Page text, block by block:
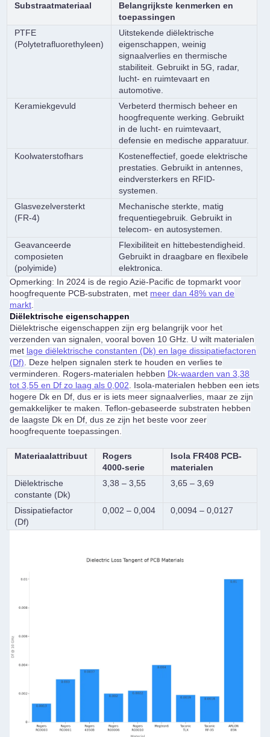
Substraatmateriaal
Belangrijkste kenmerken en
toepassingen
PTFE
(Polytetrafluorethyleen)
Uitstekende diëlektrische
eigenschappen, weinig
signaalverlies en thermische
stabiliteit. Gebruikt in 5G, radar,
lucht- en ruimtevaart en
automotive.
Keramiekgevuld
Verbeterd thermisch beheer en
hoogfrequente werking. Gebruikt
in de lucht- en ruimtevaart,
defensie en medische apparatuur.
Koolwaterstofhars
Kosteneffectief, goede elektrische
prestaties. Gebruikt in antennes,
eindversterkers en RFID-
systemen.
Glasvezelversterkt
(FR-4)
Mechanische sterkte, matig
frequentiegebruik. Gebruikt in
telecom- en autosystemen.
Geavanceerde
composieten
(polyimide)
Flexibiliteit en hittebestendigheid.
Gebruikt in draagbare en flexibele
elektronica.
Opmerking: In 2024 is de regio Azië-Pacific de topmarkt voor
hoogfrequente PCB-substraten, met meer dan 48% van de
markt
Diëlektrische eigenschappen
Diëlektrische eigenschappen zijn erg belangrijk voor het
verzenden van signalen, vooral boven 10 GHz. U wilt materialen
met lage diëlektrische constanten (Dk) en lage dissipatiefactoren
(Df) . Deze helpen signalen sterk te houden en verlies te
verminderen. Rogers-materialen hebben Dk-waarden van 3,38
tot 3,55 en Df zo laag als 0,002 . Isola-materialen hebben een iets
hogere Dk en Df, dus er is iets meer signaalverlies, maar ze zijn
gemakkelijker te maken. Teflon-gebaseerde substraten hebben
de laagste Dk en Df, dus ze zijn het beste voor zeer
hoogfrequente toepassingen.
Materiaalattribuut
Rogers
4000-serie
Isola FR408 PCB-
materialen
Diëlektrische
constante (Dk)
3,38 – 3,55 3,65 – 3,69
Dissipatiefactor
(Df)
0,002 – 0,004 0,0094 – 0,0127